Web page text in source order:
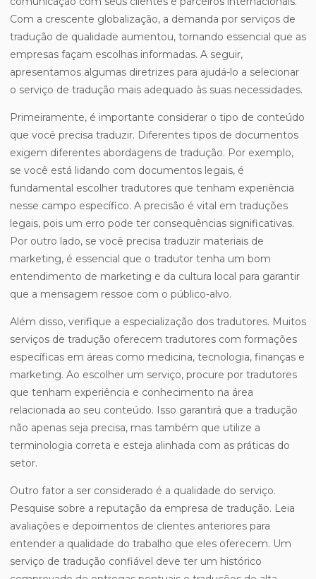
Com a crescente globalização, a demanda por serviços de
tradução de qualidade aumentou, tornando essencial que as
empresas façam escolhas informadas. A seguir,
apresentamos algumas diretrizes para ajudá-lo a selecionar
o serviço de tradução mais adequado às suas necessidades.
Primeiramente, é importante considerar o tipo de conteúdo
que você precisa traduzir. Diferentes tipos de documentos
exigem diferentes abordagens de tradução. Por exemplo,
se você está lidando com documentos legais, é
fundamental escolher tradutores que tenham experiência
nesse campo específico. A precisão é vital em traduções
legais, pois um erro pode ter consequências significativas.
Por outro lado, se você precisa traduzir materiais de
marketing, é essencial que o tradutor tenha um bom
entendimento de marketing e da cultura local para garantir
que a mensagem ressoe com o público-alvo.
Além disso, verifique a especialização dos tradutores. Muitos
serviços de tradução oferecem tradutores com formações
específicas em áreas como medicina, tecnologia, finanças e
marketing. Ao escolher um serviço, procure por tradutores
que tenham experiência e conhecimento na área
relacionada ao seu conteúdo. Isso garantirá que a tradução
não apenas seja precisa, mas também que utilize a
terminologia correta e esteja alinhada com as práticas do
setor.
Outro fator a ser considerado é a qualidade do serviço.
Pesquise sobre a reputação da empresa de tradução. Leia
avaliações e depoimentos de clientes anteriores para
entender a qualidade do trabalho que eles oferecem. Um
serviço de tradução confiável deve ter um histórico